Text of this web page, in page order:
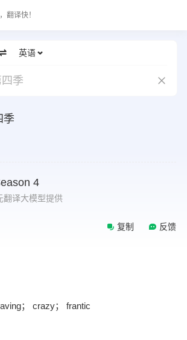
翻译快！
英语
季
季
4
翻译大模型提供
复制 反馈
； crazy； frantic